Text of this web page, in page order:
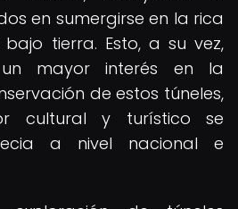
en sumergirse en la rica
tierra. Esto, a su vez,
mayor interés en la
de estos túneles,
cultural y turístico se
a nivel nacional e